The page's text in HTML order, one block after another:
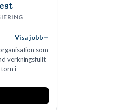
Visa jobb
som
verkningsfullt
i